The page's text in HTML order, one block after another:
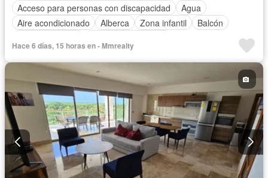
Acceso para personas con discapacidad
Agua
Aire acondicionado
Alberca Zona infantil
Balcón
Circuito cerrado de televisión
Cocina equipada
Cocina integral
Electricidad
Estacionamiento
Gimnasio
Internet
Recámara con closet Sala polivalente
Sauna
Seguridad
Televisión por cable
Terraza
Vista panorámica
Wifi
Zonas verdes
Completamente amueblado
Hace 6 días, 15 horas en - Mmrealty